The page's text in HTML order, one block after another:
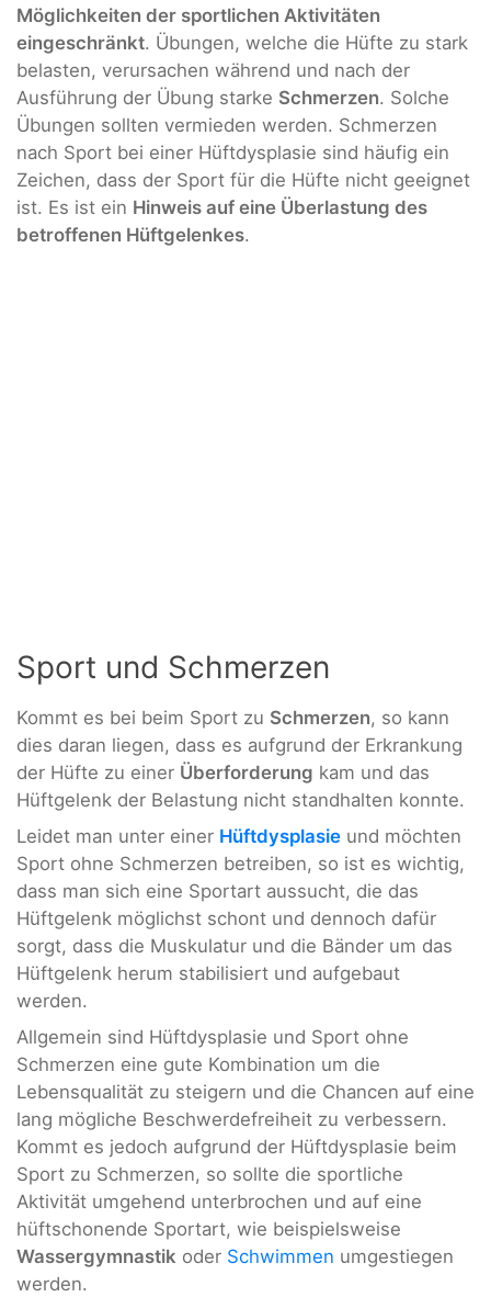
Möglichkeiten der sportlichen Aktivitäten
eingeschränkt. Übungen, welche die Hüfte zu stark
belasten, verursachen während und nach der
Ausführung der Übung starke Schmerzen. Solche
Übungen sollten vermieden werden. Schmerzen
nach Sport bei einer Hüftdysplasie sind häufig ein
Zeichen, dass der Sport für die Hüfte nicht geeignet
ist. Es ist ein Hinweis auf eine Überlastung des
betroffenen Hüftgelenkes.
Sport und Schmerzen
Kommt es bei beim Sport zu Schmerzen, so kann
dies daran liegen, dass es aufgrund der Erkrankung
der Hüfte zu einer Überforderung kam und das
Hüftgelenk der Belastung nicht standhalten konnte.
Leidet man unter einer Hüftdysplasie und möchten
Sport ohne Schmerzen betreiben, so ist es wichtig,
dass man sich eine Sportart aussucht, die das
Hüftgelenk möglichst schont und dennoch dafür
sorgt, dass die Muskulatur und die Bänder um das
Hüftgelenk herum stabilisiert und aufgebaut
werden.
Allgemein sind Hüftdysplasie und Sport ohne
Schmerzen eine gute Kombination um die
Lebensqualität zu steigern und die Chancen auf eine
lang mögliche Beschwerdefreiheit zu verbessern.
Kommt es jedoch aufgrund der Hüftdysplasie beim
Sport zu Schmerzen, so sollte die sportliche
Aktivität umgehend unterbrochen und auf eine
hüftschonende Sportart, wie beispielsweise
Wassergymnastik oder Schwimmen umgestiegen
werden.